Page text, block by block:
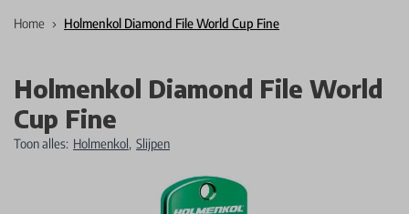
Home Holmenkol Diamond File World Cup Fine
Holmenkol Diamond File World
Cup Fine
Toon alles: Holmenkol, Slijpen